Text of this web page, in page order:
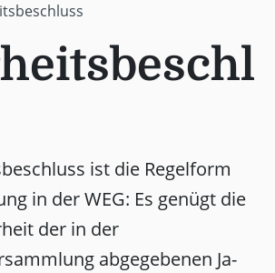
ist die Regelform
in der WEG: Es genügt die
der in der
abgegebenen Ja-